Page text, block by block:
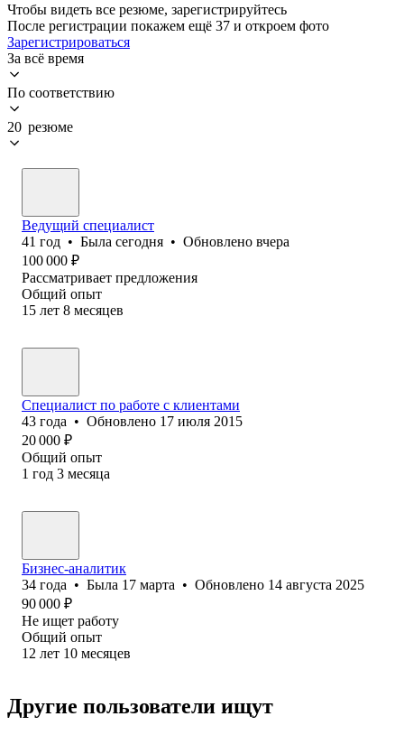
Чтобы видеть все резюме, зарегистрируйтесь
После регистрации покажем ещё 37 и откроем фото
Зарегистрироваться
За всё время
По соответствию
20 резюме
Ведущий специалист
41 год • Была сегодня • Обновлено вчера
100 000 ₽
Рассматривает предложения
Общий опыт
15 лет 8 месяцев
Специалист по работе с клиентами
43 года • Обновлено 17 июля 2015
20 000 ₽
Общий опыт
1 год 3 месяца
Бизнес-аналитик
34 года • Была 17 марта • Обновлено 14 августа 2025
90 000 ₽
Не ищет работу
Общий опыт
12 лет 10 месяцев
Другие пользователи ищут